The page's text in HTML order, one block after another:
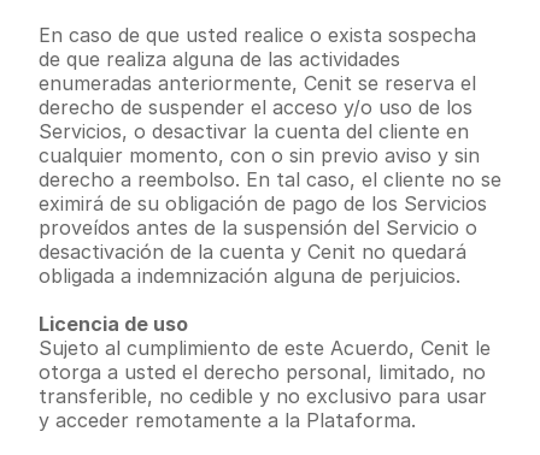
En caso de que usted realice o exista sospecha
de que realiza alguna de las actividades
enumeradas anteriormente, Cenit se reserva el
derecho de suspender el acceso y/o uso de los
Servicios, o desactivar la cuenta del cliente en
cualquier momento, con o sin previo aviso y sin
derecho a reembolso. En tal caso, el cliente no se
eximirá de su obligación de pago de los Servicios
proveídos antes de la suspensión del Servicio o
desactivación de la cuenta y Cenit no quedará
obligada a indemnización alguna de perjuicios.
Licencia de uso
Sujeto al cumplimiento de este Acuerdo, Cenit le
otorga a usted el derecho personal, limitado, no
transferible, no cedible y no exclusivo para usar
y acceder remotamente a la Plataforma.